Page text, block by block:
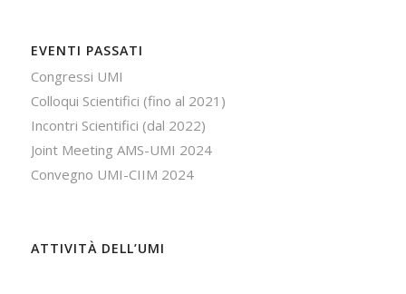
EVENTI PASSATI
Congressi UMI
Colloqui Scientifici (fino al 2021)
Incontri Scientifici (dal 2022)
Joint Meeting AMS-UMI 2024
Convegno UMI-CIIM 2024
ATTIVITÀ DELL’UMI